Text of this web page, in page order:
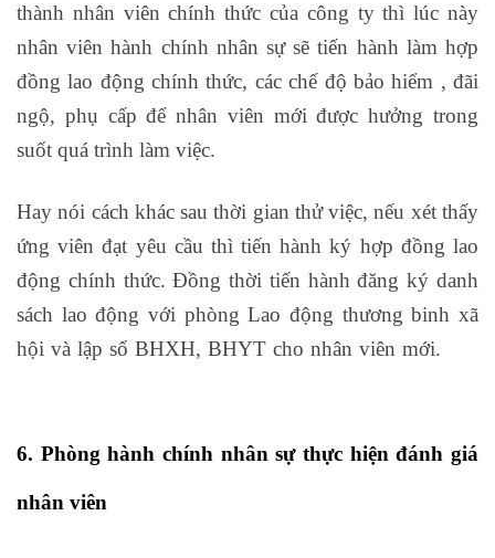
thành nhân viên chính thức của công ty thì lúc này
nhân viên hành chính nhân sự sẽ tiến hành làm hợp
đồng lao động chính thức, các chế độ bảo hiểm , đãi
ngộ, phụ cấp để nhân viên mới được hưởng trong
suốt quá trình làm việc.
Hay nói cách khác sau thời gian thử việc, nếu xét thấy
ứng viên đạt yêu cầu thì tiến hành ký hợp đồng lao
động chính thức. Đồng thời tiến hành đăng ký danh
sách lao động với phòng Lao động thương binh xã
hội và lập sổ BHXH, BHYT cho nhân viên mới.
6. Phòng hành chính nhân sự thực hiện đánh giá
nhân viên